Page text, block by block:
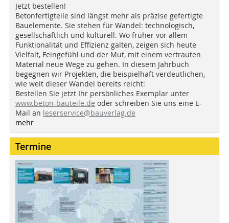
Jetzt bestellen!
Betonfertigteile sind längst mehr als präzise gefertigte
Bauelemente. Sie stehen für Wandel: technologisch,
gesellschaftlich und kulturell. Wo früher vor allem
Funktionalität und Effizienz galten, zeigen sich heute
Vielfalt, Feingefühl und der Mut, mit einem vertrauten
Material neue Wege zu gehen. In diesem Jahrbuch
begegnen wir Projekten, die beispielhaft verdeutlichen,
wie weit dieser Wandel bereits reicht:
Bestellen Sie jetzt Ihr persönliches Exemplar unter
www.beton-bauteile.de oder schreiben Sie uns eine E-
Mail an leserservice@bauverlag.de
mehr
Termine